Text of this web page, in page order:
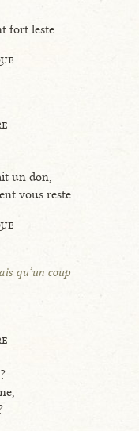
fort leste.
un don,
vous reste.
qu’un coup